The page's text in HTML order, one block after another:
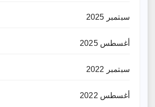
سبتمبر 2025
أغسطس 2025
سبتمبر 2022
أغسطس 2022